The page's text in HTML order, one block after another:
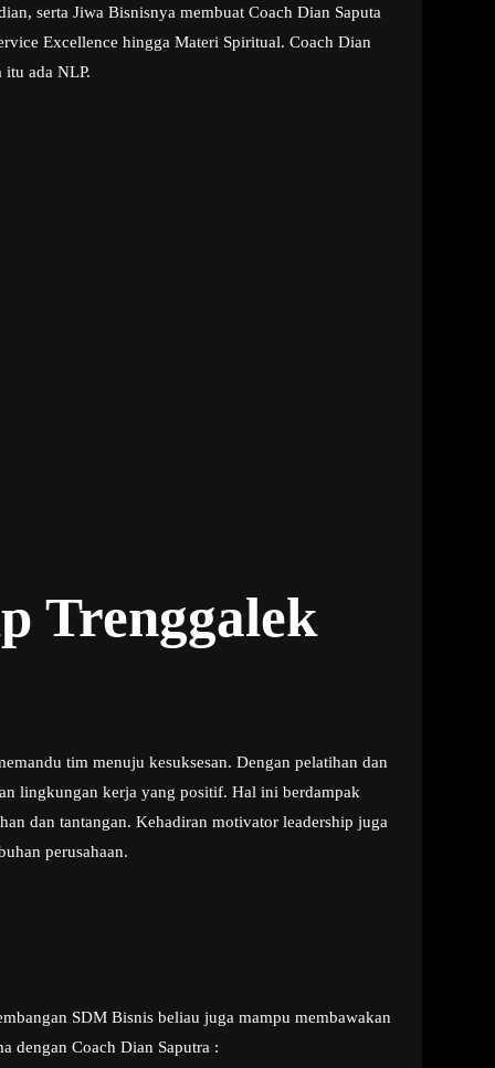
serta Jiwa Bisnisnya membuat Coach Dian Saputa
Excellence hingga Materi Spiritual. Coach Dian
itu ada NLP.
Trenggalek
tim menuju kesuksesan. Dengan pelatihan dan
lingkungan kerja yang positif. Hal ini berdampak
dan tantangan. Kehadiran motivator leadership juga
perusahaan.
SDM Bisnis beliau juga mampu membawakan
dengan Coach Dian Saputra :